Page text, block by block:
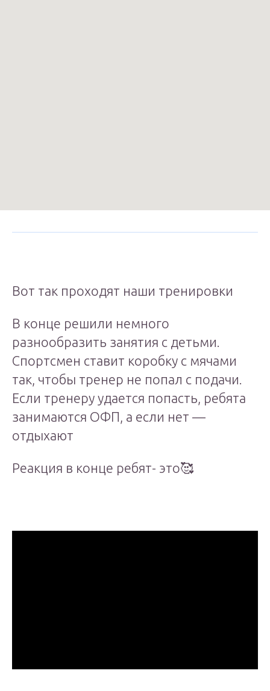
Вот так проходят наши тренировки
В конце решили немного
разнообразить занятия с детьми.
Спортсмен ставит коробку с мячами
так, чтобы тренер не попал с подачи.
Если тренеру удается попасть, ребята
занимаются ОФП, а если нет —
отдыхают
Реакция в конце ребят- это🥰